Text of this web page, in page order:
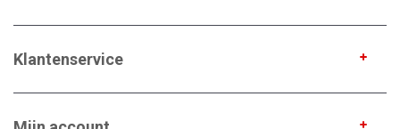
Klantenservice